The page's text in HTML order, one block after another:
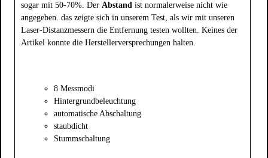
sogar mit 50-70%. Der Abstandist normalerweise nicht wie
angegeben. das zeigte sich in unserem Test, als wir mit unseren
Laser-Distanzmessern die Entfernung testen wollten. Keines der
Artikel konnte die Herstellerversprechungen halten.
8 Messmodi
Hintergrundbeleuchtung
automatische Abschaltung
staubdicht
Stummschaltung